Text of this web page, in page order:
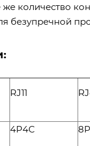
количество
безупречной
RJ11
4P4C